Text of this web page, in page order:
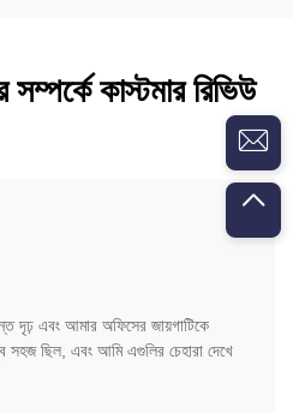
সম্পর্কে কাস্টমার রিভিউ
দৃঢ় এবং আমার অফিসের জায়গাটিকে
ছিল, এবং আমি এগুলির চেহারা দেখে